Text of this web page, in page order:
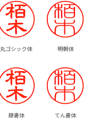
丸ゴシック体 明朝体
隷書体 てん書体